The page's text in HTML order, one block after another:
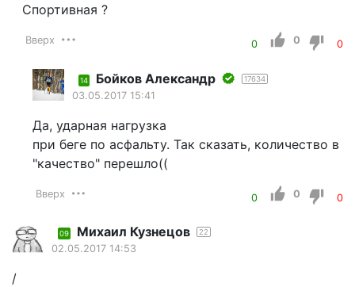
Спортивная ?
Вверх 0 0 0
14 Бойков Александр 17634
03.05.2017 15:41
Да, ударная нагрузка
при беге по асфальту. Так сказать, количество в
"качество" перешло((
Вверх 0 0 0
09 Михаил Кузнецов 22
02.05.2017 14:53
/